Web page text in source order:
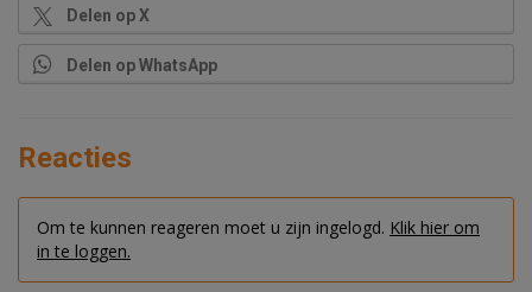
Delen op X
Delen op WhatsApp
Reacties
Om te kunnen reageren moet u zijn ingelogd. Klik hier om
in te loggen.